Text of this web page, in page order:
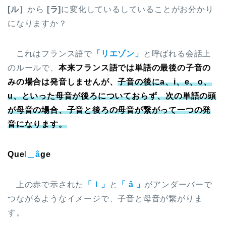
[ル］から [ラ] に変化しているしていることがお分かり
になりますか？
これはフランス語で 「リエゾン」
と呼ばれる会話上
のルールで、 本来フランス語では単語の最後の子音の
みの場合は発音しませんが、子音の後にa、i、e、o、
u、といった母音が後ろについておらず、次の単語の頭
が母音の場合、子音と後ろの母音が繋がって一つの発
音になります。
Que l＿âge
上の赤で示された 「ｌ」 と 「 â 」 がアンダーバーで
つながるようなイメージで、子音と母音が繋がりま
す。